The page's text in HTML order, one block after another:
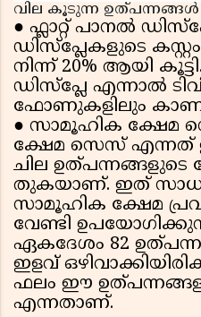
വില കൂടുന്ന ഉത്പന്നങ്ങൾ
● ഫ്ലാറ്റ് പാനൽ
ഡിസ്പ്ലേകളുടെ
നിന്ന് 20% ആയി
ഡിസ്പ്ലേ എന്നാൽ
ഫോണുകളിലും
● സാമൂഹിക ക്ഷേമ
ക്ഷേമ സെസ് എന്നത്
ചില
തുകയാണ്. ഇത്
സാമൂഹിക ക്ഷേമ
വേണ്ടി
ഏകദേശം 82
ഇളവ്
ഫലം ഈ
എന്നതാണ്.